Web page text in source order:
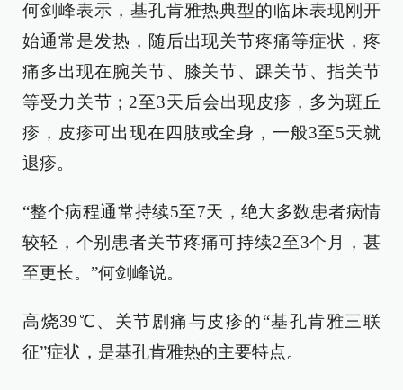
何剑峰表示，基孔肯雅热典型的临床表现刚开
始通常是发热，随后出现关节疼痛等症状，疼
痛多出现在腕关节、膝关节、踝关节、指关节
等受力关节；2至3天后会出现皮疹，多为斑丘
疹，皮疹可出现在四肢或全身，一般3至5天就
退疹。
“整个病程通常持续5至7天，绝大多数患者病情
较轻，个别患者关节疼痛可持续2至3个月，甚
至更长。”何剑峰说。
高烧39℃、关节剧痛与皮疹的“基孔肯雅三联
征”症状，是基孔肯雅热的主要特点。